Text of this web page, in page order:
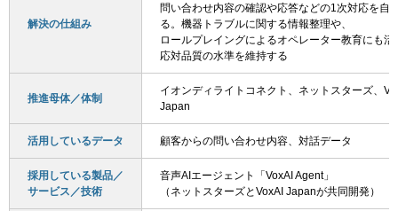
解決の仕組み
問い合わせ内容の確認や応答などの1次対応を自
る。機器トラブルに関する情報整理や、
ロールプレイングによるオペレーター教育にも活
応対品質の水準を維持する
推進母体／体制
イオンディライトコネクト、ネットスターズ、
Japan
活用しているデータ 顧客からの問い合わせ内容、対話データ
採用している製品／
サービス／技術
音声AIエージェント「VoxAI Agent」
（ネットスターズとVoxAI Japanが共同開発）